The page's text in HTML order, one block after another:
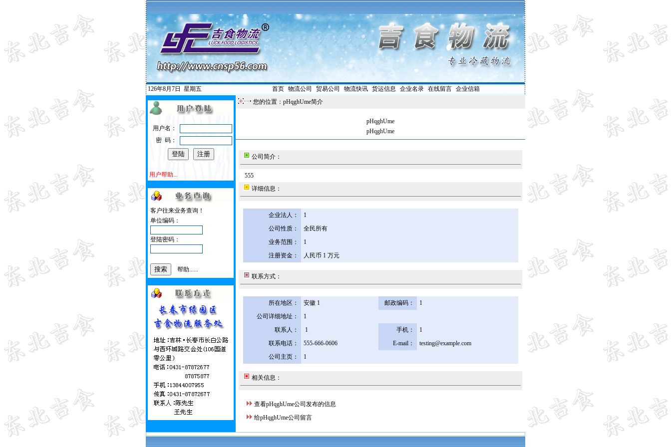
126年8月7日 星期五 首页| 物流公司 贸易公司 物流快讯| 货运信息 企业名录| 在线留言| 企业信箱
用户名：
密 码：
用户帮助...
客户往来业务查询！
单位编码：
登陆密码：
帮助......
您的位置：pHqghUme简介
pHqghUme
pHqghUme
公司简介：
555
详细信息：
企业法人：
1
公司性质：
全民所有
业务范围：
1
注册资金：
人民币 1 万元
联系方式：
所在地区： 安徽 1 邮政编码：
1
公司详细地址：
1
联系人：
1 手机：
1
联系电话：
555-666-0606 E-mail：
testing@example.com
公司主页：
1
相关信息：
查看pHqghUme公司发布的信息
给pHqghUme公司留言